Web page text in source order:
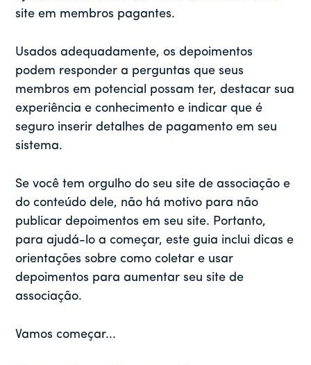
site em membros pagantes.
Usados adequadamente, os depoimentos
podem responder a perguntas que seus
membros em potencial possam ter, destacar sua
experiência e conhecimento e indicar que é
seguro inserir detalhes de pagamento em seu
sistema.
Se você tem orgulho do seu site de associação e
do conteúdo dele, não há motivo para não
publicar depoimentos em seu site. Portanto,
para ajudá-lo a começar, este guia inclui dicas e
orientações sobre como coletar e usar
depoimentos para aumentar seu site de
associação.
Vamos começar...